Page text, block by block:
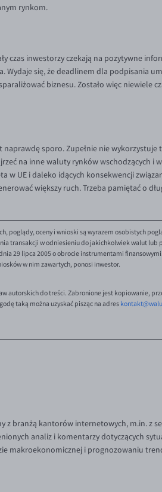
rynkom.
czas inwestorzy czekają na pozytywne
Wydaje się, że deadlinem dla podpisania
biznesu. Zostało więc niewiele
sporo. Zupełnie nie wykorzystuje
na inne waluty rynków wschodzących i
w UE i daleko idących konsekwencji
większy ruch. Trzeba pamiętać o
poglądy, oceny i wnioski są wyrazem osobistych
transakcji w odniesieniu do jakichkolwiek walut
29 lipca 2005 o obrocie instrumentami
w nim zawartych, ponosi inwestor.
autorskich do treści. Zabronione jest kopiowanie,
taką można uzyskać pisząc na adres
z branżą kantorów internetowych, m.in. z
analiz i komentarzy dotyczących
makroekonomicznej i prognozowaniu